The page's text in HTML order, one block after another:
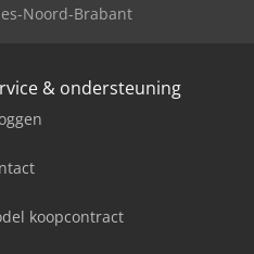
Noord-Brabant
& ondersteuning
koopcontract